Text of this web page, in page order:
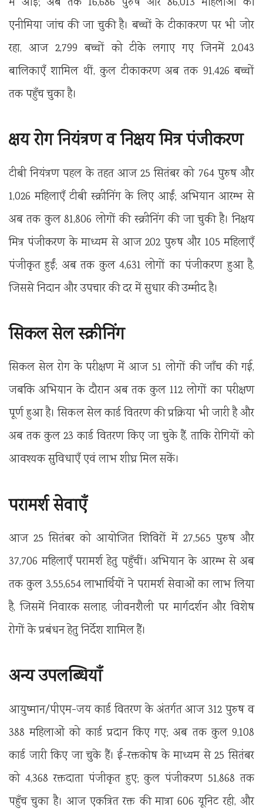
एनीमिया जांच की जा चुकी है। बच्चों के टीकाकरण पर भी जोर
रहा, आज 2,799 बच्चों को टीके लगाए गए जिनमें 2,043
बालिकाएँ शामिल थीं, कुल टीकाकरण अब तक 91,426 बच्चों
तक पहुँच चुका है।
क्षय रोग नियंत्रण व निक्षय मित्र पंजीकरण
टीबी नियंत्रण पहल के तहत आज 25 सितंबर को 764 पुरुष और
1,026 महिलाएँ टीबी स्क्रीनिंग के लिए आईं; अभियान आरम्भ से
अब तक कुल 81,806 लोगों की स्क्रीनिंग की जा चुकी है। निक्षय
मित्र पंजीकरण के माध्यम से आज 202 पुरुष और 105 महिलाएँ
पंजीकृत हुईं; अब तक कुल 4,631 लोगों का पंजीकरण हुआ है,
जिससे निदान और उपचार की दर में सुधार की उम्मीद है।
सिकल सेल स्क्रीनिंग
सिकल सेल रोग के परीक्षण में आज 51 लोगों की जाँच की गई,
जबकि अभियान के दौरान अब तक कुल 112 लोगों का परीक्षण
पूर्ण हुआ है। सिकल सेल कार्ड वितरण की प्रक्रिया भी जारी है और
अब तक कुल 23 कार्ड वितरण किए जा चुके हैं, ताकि रोगियों को
आवश्यक सुविधाएँ एवं लाभ शीघ्र मिल सकें।
परामर्श सेवाएँ
आज 25 सितंबर को आयोजित शिविरों में 27,565 पुरुष और
37,706 महिलाएँ परामर्श हेतु पहुँचीं। अभियान के आरम्भ से अब
तक कुल 3,55,654 लाभार्थियों ने परामर्श सेवाओं का लाभ लिया
है, जिसमें निवारक सलाह, जीवनशैली पर मार्गदर्शन और विशेष
रोगों के प्रबंधन हेतु निर्देश शामिल हैं।
अन्य उपलब्धियाँ
आयुष्मान/पीएम-जय कार्ड वितरण के अंतर्गत आज 312 पुरुष व
388 महिलाओं को कार्ड प्रदान किए गए; अब तक कुल 9,108
कार्ड जारी किए जा चुके हैं। ई-रक्तकोष के माध्यम से 25 सितंबर
को 4,368 रक्तदाता पंजीकृत हुए; कुल पंजीकरण 51,868 तक
पहुँच चुका है। आज एकत्रित रक्त की मात्रा 606 यूनिट रही, और